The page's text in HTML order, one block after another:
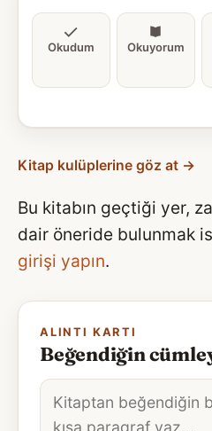
Okudum Okuyorum
Kitap kulüplerine göz at →
Bu kitabın geçtiği yer,
dair öneride bulunmak
girişi yapın.
ALINTI KARTI
Beğendiğin
Alıntı
metni